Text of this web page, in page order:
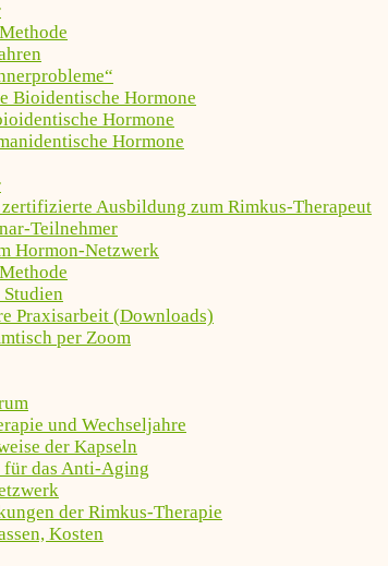
Bioidentische Hormone
Hormone
Hormone
Ausbildung zum Rimkus-Therapeut
Teilnehmer
Hormon-Netzwerk
Praxisarbeit (Downloads)
per Zoom
und Wechseljahre
der Kapseln
für das Anti-Aging
der Rimkus-Therapie
Kosten